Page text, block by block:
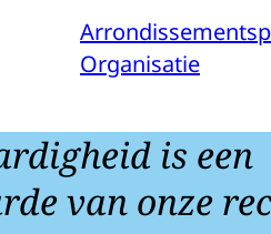
Organisatie
is een
van onze